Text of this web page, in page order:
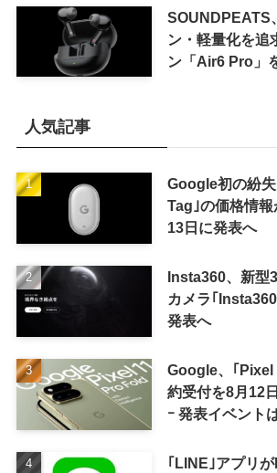
SOUNDPEATS
ン・軽量化を追
ン「Air6 Pro」
人気記事
Google初の紛
Tag｣の価格情報
13日に発表へ
Insta360、新型
カメラ｢
発表へ
Google、｢Pixel
約受付を8月12
ｰ 発表イベント
｢LINE｣アプリ